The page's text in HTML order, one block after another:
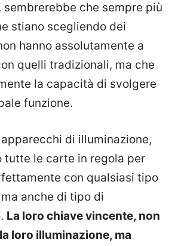
sembrerebbe che sempre più
stiano scegliendo dei
hanno assolutamente a
quelli tradizionali, ma che
la capacità di svolgere
funzione.
di illuminazione,
tutte le carte in regola per
con qualsiasi tipo
anche di tipo di
La loro chiave vincente, non
loro illuminazione, ma